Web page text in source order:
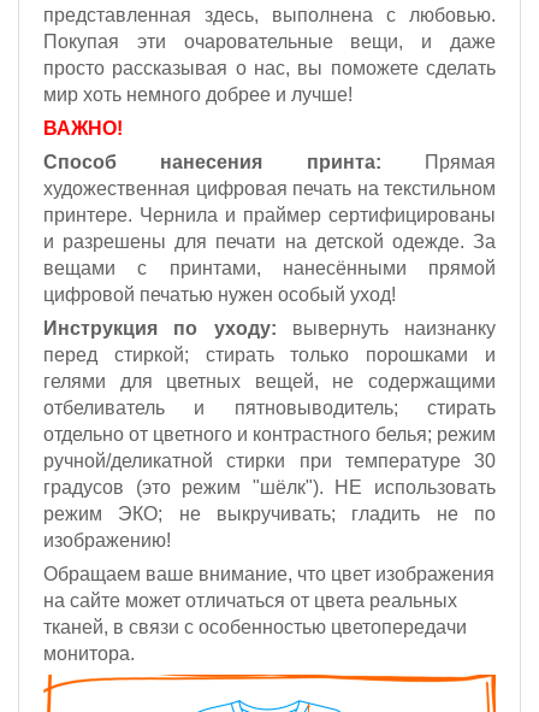
представленная здесь, выполнена с любовью.
Покупая эти очаровательные вещи, и даже
просто рассказывая о нас, вы поможете сделать
мир хоть немного добрее и лучше!
ВАЖНО!
Способ нанесения принта: Прямая
художественная цифровая печать на текстильном
принтере. Чернила и праймер сертифицированы
и разрешены для печати на детской одежде. За
вещами с принтами, нанесёнными прямой
цифровой печатью нужен особый уход!
Инструкция по уходу: вывернуть наизнанку
перед стиркой; стирать только порошками и
гелями для цветных вещей, не содержащими
отбеливатель и пятновыводитель; стирать
отдельно от цветного и контрастного белья; режим
ручной/деликатной стирки при температуре 30
градусов (это режим "шёлк"). НЕ использовать
режим ЭКО; не выкручивать; гладить не по
изображению!
Обращаем ваше внимание, что цвет изображения
на сайте может отличаться от цвета реальных
тканей, в связи с особенностью цветопередачи
монитора.